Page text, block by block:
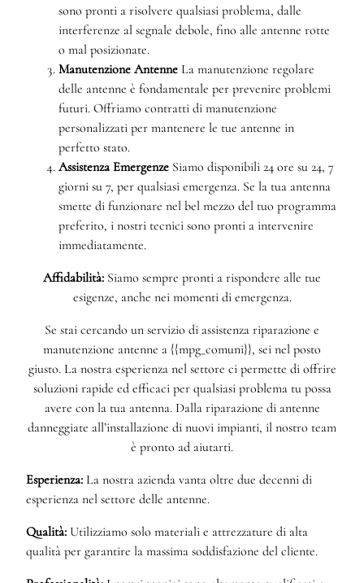
sono pronti a risolvere qualsiasi problema, dalle
interferenze al segnale debole, fino alle antenne rotte
o mal posizionate.
Manutenzione Antenne La manutenzione regolare
delle antenne è fondamentale per prevenire problemi
futuri. Offriamo contratti di manutenzione
personalizzati per mantenere le tue antenne in
perfetto stato.
Assistenza Emergenze Siamo disponibili 24 ore su 24, 7
giorni su 7, per qualsiasi emergenza. Se la tua antenna
smette di funzionare nel bel mezzo del tuo programma
preferito, i nostri tecnici sono pronti a intervenire
immediatamente.
Affidabilità: Siamo sempre pronti a rispondere alle tue
esigenze, anche nei momenti di emergenza.
Se stai cercando un servizio di assistenza riparazione e
manutenzione antenne a {{mpg_comuni}}, sei nel posto
giusto. La nostra esperienza nel settore ci permette di offrire
soluzioni rapide ed efficaci per qualsiasi problema tu possa
avere con la tua antenna. Dalla riparazione di antenne
danneggiate all’installazione di nuovi impianti, il nostro team
è pronto ad aiutarti.
Esperienza: La nostra azienda vanta oltre due decenni di
esperienza nel settore delle antenne.
Qualità: Utilizziamo solo materiali e attrezzature di alta
qualità per garantire la massima soddisfazione del cliente.